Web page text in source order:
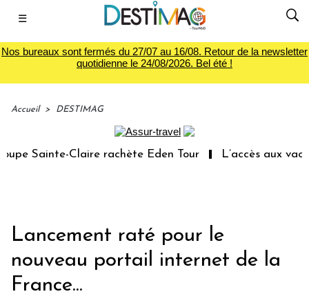
☰
Nos bureaux sont fermés du 27/07 au 16/08. Retour de la newsletter
quotidienne le 24/08/2026. Bel été !
Accueil > DESTIMAG
Sainte-Claire rachète Eden Tour L’accès aux
Lancement raté pour le
nouveau portail internet de la
France...